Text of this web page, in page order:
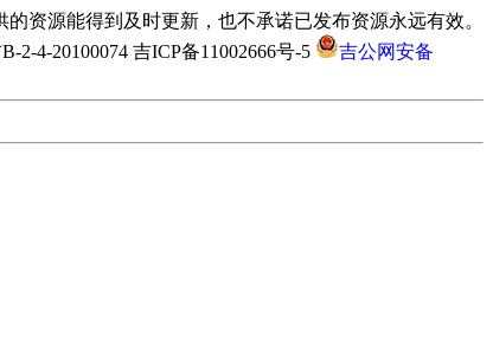
资源能得到及时更新，也不承诺已发布资源永远有效。
2-4-20100074 吉ICP备11002666号-5
吉公网安备